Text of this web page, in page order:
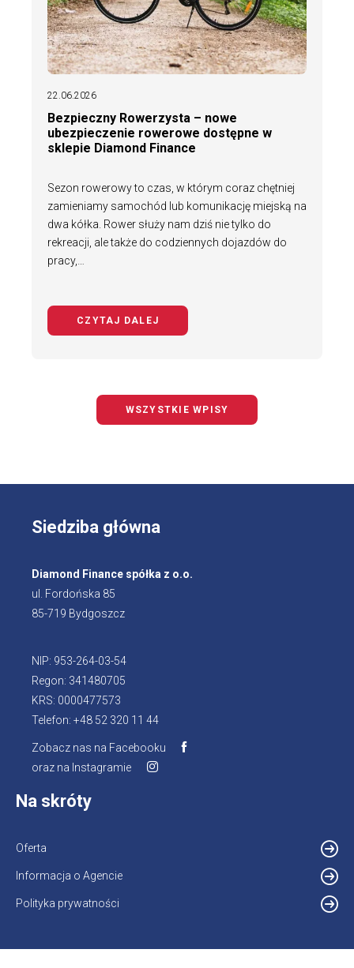
22.06.2026
Bezpieczny Rowerzysta – nowe
ubezpieczenie rowerowe dostępne w
sklepie Diamond Finance
Sezon rowerowy to czas, w którym coraz chętniej
zamieniamy samochód lub komunikację miejską na
dwa kółka. Rower służy nam dziś nie tylko do
rekreacji, ale także do codziennych dojazdów do
pracy,…
CZYTAJ DALEJ
WSZYSTKIE WPISY
Siedziba główna
Diamond Finance spółka z o.o.
ul. Fordońska 85
85-719 Bydgoszcz
NIP: 953-264-03-54
Regon: 341480705
KRS: 0000477573
Telefon: +48 52 320 11 44
Zobacz nas na Facebooku Otworzy
oraz na Instagramie Otworzy
Na skróty
Oferta
Informacja o Agencie
Polityka prywatności